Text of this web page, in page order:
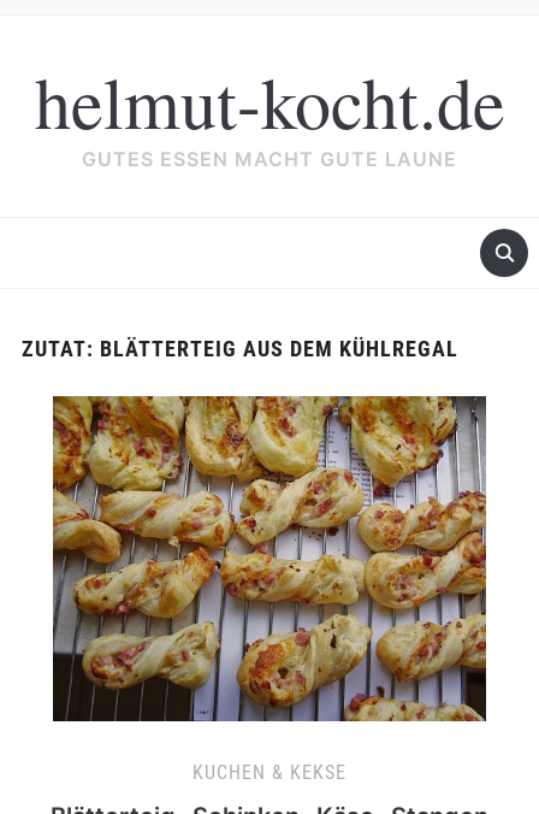
helmut-kocht.de
GUTES ESSEN MACHT GUTE LAUNE
ZUTAT: BLÄTTERTEIG AUS DEM KÜHLREGAL
KUCHEN & KEKSE